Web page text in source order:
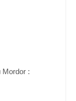
Mordor :